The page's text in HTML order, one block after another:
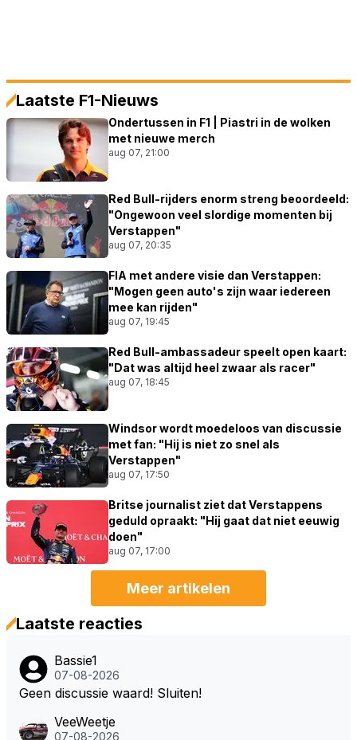
Laatste F1-Nieuws
Ondertussen in F1 | Piastri in de wolken
met nieuwe merch
aug 07, 21:00
Red Bull-rijders enorm streng beoordeeld:
"Ongewoon veel slordige momenten bij
Verstappen"
aug 07, 20:35
FIA met andere visie dan Verstappen:
"Mogen geen auto's zijn waar iedereen
mee kan rijden"
aug 07, 19:45
Red Bull-ambassadeur speelt open kaart:
"Dat was altijd heel zwaar als racer"
aug 07, 18:45
Windsor wordt moedeloos van discussie
met fan: "Hij is niet zo snel als
Verstappen"
aug 07, 17:50
Britse journalist ziet dat Verstappens
geduld opraakt: "Hij gaat dat niet eeuwig
doen"
aug 07, 17:00
Meer artikelen
Laatste reacties
Bassie1
07-08-2026
Geen discussie waard! Sluiten!
VeeWeetje
07-08-2026